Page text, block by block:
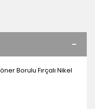
Borulu Fırçalı Nikel